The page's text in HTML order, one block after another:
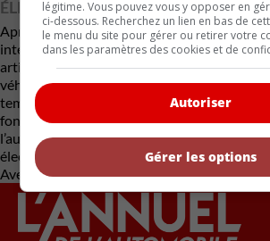
ÉLECTRIQUES
Après avoir optimisé les systèmes d’aide à
interfaces multimédias et la navigation
artificielle s’attaque maintenant à l’un des
véhicule électrique : préserver la santé des
temps de recharge toujours plus agressifs.
fonctionne réellement, elle pourrait
l’autonomie elle-même dans la prochaine
électriques.
Avec des renseignements d’Autoblog
légitime. Vous pouvez vous y opposer en
ci-dessous. Recherchez un lien en bas de
le menu du site pour gérer ou retirer votre
dans les paramètres des cookies et de
Autoriser
Gérer les options